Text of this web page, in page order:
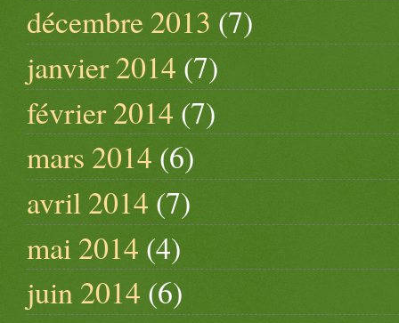
décembre 2013 (7)
janvier 2014 (7)
février 2014 (7)
mars 2014 (6)
avril 2014 (7)
mai 2014 (4)
juin 2014 (6)